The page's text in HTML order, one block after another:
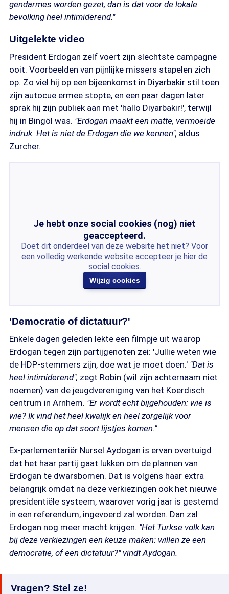
gendarmes worden gezet, dan is dat voor de lokale
bevolking heel intimiderend."
Uitgelekte video
President Erdogan zelf voert zijn slechtste campagne
ooit. Voorbeelden van pijnlijke missers stapelen zich
op. Zo viel hij op een bijeenkomst in Diyarbakir stil toen
zijn autocue ermee stopte, en een paar dagen later
sprak hij zijn publiek aan met 'hallo Diyarbakir!', terwijl
hij in Bingöl was. "Erdogan maakt een matte, vermoeide
indruk. Het is niet de Erdogan die we kennen", aldus
Zurcher.
Je hebt onze social cookies (nog) niet
geaccepteerd.
Doet dit onderdeel van deze website het niet? Voor
een volledig werkende website accepteer je hier de
social cookies.
Wijzig cookies
'Democratie of dictatuur?'
Enkele dagen geleden lekte een filmpje uit waarop
Erdogan tegen zijn partijgenoten zei: 'Jullie weten wie
de HDP-stemmers zijn, doe wat je moet doen.' "Dat is
heel intimiderend", zegt Robin (wil zijn achternaam niet
noemen) van de jeugdvereniging van het Koerdisch
centrum in Arnhem. "Er wordt echt bijgehouden: wie is
wie? Ik vind het heel kwalijk en heel zorgelijk voor
mensen die op dat soort lijstjes komen."
Ex-parlementariër Nursel Aydogan is ervan overtuigd
dat het haar partij gaat lukken om de plannen van
Erdogan te dwarsbomen. Dat is volgens haar extra
belangrijk omdat na deze verkiezingen ook het nieuwe
presidentiële systeem, waarover vorig jaar is gestemd
in een referendum, ingevoerd zal worden. Dan zal
Erdogan nog meer macht krijgen. "Het Turkse volk kan
bij deze verkiezingen een keuze maken: willen ze een
democratie, of een dictatuur?" vindt Aydogan.
Vragen? Stel ze!